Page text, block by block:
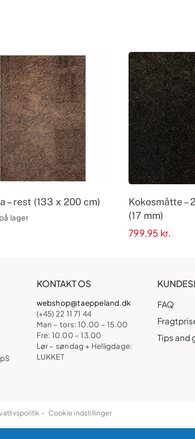
– rest (133 x 200 cm)
lager
Kokosmåtte –
(17 mm)
799,95 kr.
KONTAKT OS
webshop@taeppeland.dk
(+45) 22 11 71 44
Man – tors: 10.00 – 15.00
Fre: 10.00 – 13.00
Lør – søndag + Helligdage:
LUKKET
FAQ
Tips and
– Cookie indstillinger